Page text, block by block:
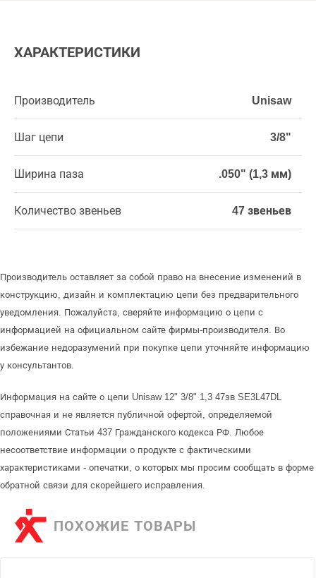
ХАРАКТЕРИСТИКИ
Производитель Unisaw
Шаг цепи 3/8"
Ширина паза .050" (1,3 мм)
Количество звеньев 47 звеньев
Производитель оставляет за собой право на внесение изменений в
конструкцию, дизайн и комплектацию цепи без предварительного
уведомления. Пожалуйста, сверяйте информацию о цепи с
информацией на официальном сайте фирмы-производителя. Во
избежание недоразумений при покупке цепи уточняйте информацию
у консультантов.
Информация на сайте о цепи Unisaw 12" 3/8" 1,3 47зв SE3L47DL
справочная и не является публичной офертой, определяемой
положениями Статьи 437 Гражданского кодекса РФ. Любое
несоответствие информации о продукте с фактическими
характеристиками - опечатки, о которых мы просим сообщать в форме
обратной связи для скорейшего исправления.
ПОХОЖИЕ ТОВАРЫ